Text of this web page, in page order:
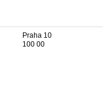
Praha 10
100 00